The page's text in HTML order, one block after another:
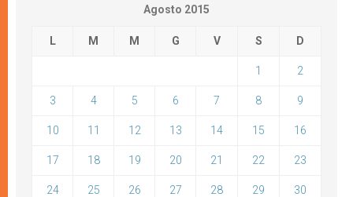
Agosto 2015
L M M G V S D
1 2
3 4 5 6 7 8 9
10 11 12 13 14 15 16
17 18 19 20 21 22 23
24 25 26 27 28 29 30